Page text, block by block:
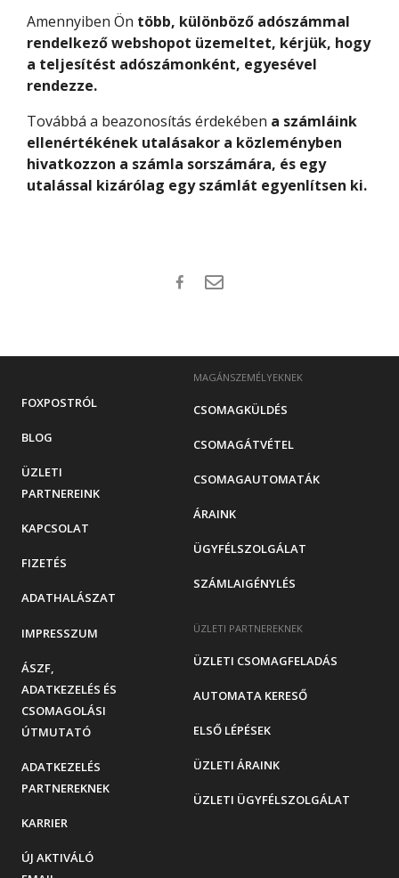
Amennyiben Ön több, különböző adószámmal
rendelkező webshopot üzemeltet, kérjük, hogy
a teljesítést adószámonként, egyesével
rendezze.
Továbbá a beazonosítás érdekében a számláink
ellenértékének utalásakor a közleményben
hivatkozzon a számla sorszámára, és egy
utalással kizárólag egy számlát egyenlítsen ki.
MAGÁNSZEMÉLYEKNEK
CSOMAGKÜLDÉS
CSOMAGÁTVÉTEL
CSOMAGAUTOMATÁK
ÁRAINK
ÜGYFÉLSZOLGÁLAT
SZÁMLAIGÉNYLÉS
ÜZLETI PARTNEREKNEK
ÜZLETI CSOMAGFELADÁS
AUTOMATA KERESŐ
ELSŐ LÉPÉSEK
ÜZLETI ÁRAINK
ÜZLETI ÜGYFÉLSZOLGÁLAT
FOXPOSTRÓL
BLOG
ÜZLETI
PARTNEREINK
KAPCSOLAT
FIZETÉS
ADATHALÁSZAT
IMPRESSZUM
ÁSZF,
ADATKEZELÉS ÉS
CSOMAGOLÁSI
ÚTMUTATÓ
ADATKEZELÉS
PARTNEREKNEK
KARRIER
ÚJ AKTIVÁLÓ